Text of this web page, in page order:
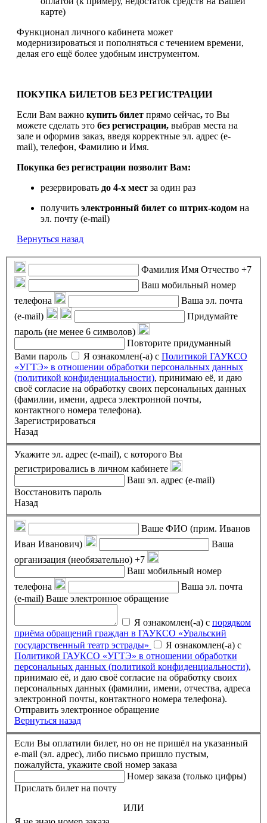
карте)
Функционал личного кабинета может
модернизироваться и пополняться с течением времени,
делая его ещё более удобным инструментом.
ПОКУПКА БИЛЕТОВ БЕЗ РЕГИСТРАЦИИ
Если Вам важно купить билет прямо сейчас, то Вы
можете сделать это без регистрации, выбрав места на
зале и оформив заказ, введя корректные эл. адрес (e-
mail), телефон, Фамилию и Имя.
Покупка без регистрации позволит Вам:
резервировать до 4-х мест за один раз
получить электронный билет со штрих-кодом на
эл. почту (e-mail)
Вернуться назад
Фамилия Имя Отчество +7
Ваш мобильный номер
телефона
Ваша эл. почта
(e-mail)
Придумайте
пароль (не менее 6 символов)
Повторите придуманный
Вами пароль
Я ознакомлен(-а) с Политикой ГАУКСО
«УГТЭ» в отношении обработки персональных данных
(политикой конфиденциальности), принимаю её, и даю
своё согласие на обработку своих персональных данных
(фамилии, имени, адреса электронной почты,
контактного номера телефона).
Зарегистрироваться
Назад
Укажите эл. адрес (e-mail), с которого Вы
регистрировались в личном кабинете
Ваш эл. адрес (e-mail)
Восстановить пароль
Назад
Ваше ФИО (прим. Иванов
Иван Иванович)
Ваша
организация (необязательно) +7
Ваш мобильный номер
телефона
Ваша эл. почта
(e-mail) Ваше электронное обращение
Я ознакомлен(-а) с порядком
приёма обращений граждан в ГАУКСО «Уральский
государственный театр эстрады»
Я ознакомлен(-а) с
Политикой ГАУКСО «УГТЭ» в отношении обработки
персональных данных (политикой конфиденциальности),
принимаю её, и даю своё согласие на обработку своих
персональных данных (фамилии, имени, отчества, адреса
электронной почты, контактного номера телефона).
Отправить электронное обращение
Вернуться назад
Если Вы оплатили билет, но он не пришёл на указанный
e-mail (эл. адрес), либо письмо пришло пустым,
пожалуйста, укажите свой номер заказа
Номер заказа (только цифры)
Прислать билет на почту
ИЛИ